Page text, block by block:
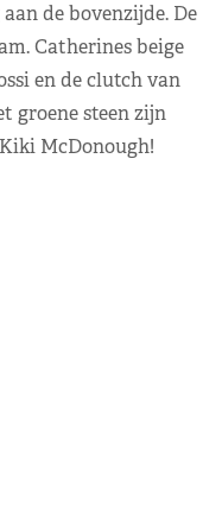
de bovenzijde. De
Catherines beige
en de clutch van
groene steen zijn
McDonough!